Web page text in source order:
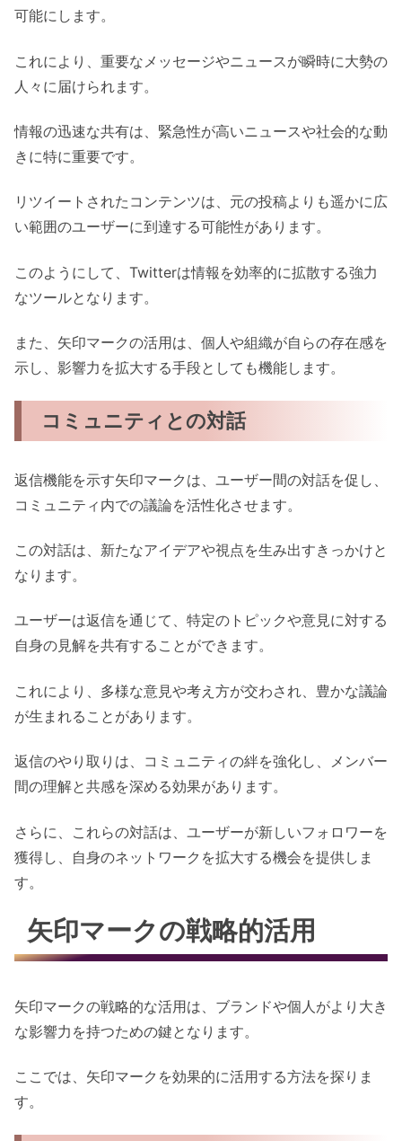
可能にします。
これにより、重要なメッセージやニュースが瞬時に大勢の
人々に届けられます。
情報の迅速な共有は、緊急性が高いニュースや社会的な動
きに特に重要です。
リツイートされたコンテンツは、元の投稿よりも遥かに広
い範囲のユーザーに到達する可能性があります。
このようにして、Twitterは情報を効率的に拡散する強力
なツールとなります。
また、矢印マークの活用は、個人や組織が自らの存在感を
示し、影響力を拡大する手段としても機能します。
コミュニティとの対話
返信機能を示す矢印マークは、ユーザー間の対話を促し、
コミュニティ内での議論を活性化させます。
この対話は、新たなアイデアや視点を生み出すきっかけと
なります。
ユーザーは返信を通じて、特定のトピックや意見に対する
自身の見解を共有することができます。
これにより、多様な意見や考え方が交わされ、豊かな議論
が生まれることがあります。
返信のやり取りは、コミュニティの絆を強化し、メンバー
間の理解と共感を深める効果があります。
さらに、これらの対話は、ユーザーが新しいフォロワーを
獲得し、自身のネットワークを拡大する機会を提供しま
す。
矢印マークの戦略的活用
矢印マークの戦略的な活用は、ブランドや個人がより大き
な影響力を持つための鍵となります。
ここでは、矢印マークを効果的に活用する方法を探りま
す。